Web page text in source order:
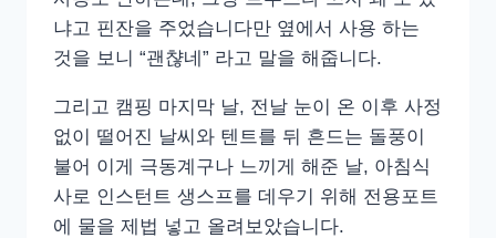
냐고 핀잔을 주었습니다만 옆에서 사용 하는
것을 보니 “괜챦네” 라고 말을 해줍니다.
그리고 캠핑 마지막 날, 전날 눈이 온 이후 사정
없이 떨어진 날씨와 텐트를 뒤 흔드는 돌풍이
불어 이게 극동계구나 느끼게 해준 날, 아침식
사로 인스턴트 생스프를 데우기 위해 전용포트
에 물을 제법 넣고 올려보았습니다.